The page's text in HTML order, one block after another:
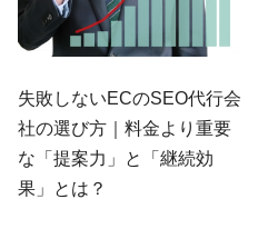
失敗しないECのSEO代行会
社の選び方｜料金より重要
な「提案力」と「継続効
果」とは？